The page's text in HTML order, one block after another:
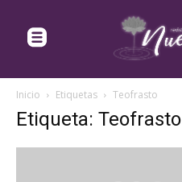
Inicio Etiquetas Teofrasto
Etiqueta: Teofrasto